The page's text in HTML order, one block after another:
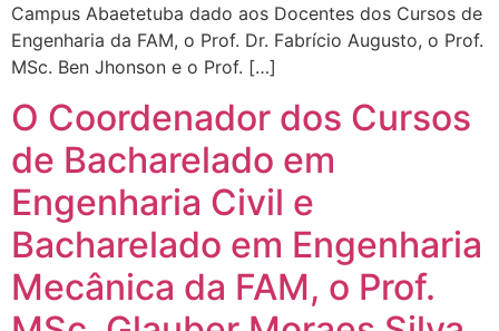
Campus Abaetetuba dado aos Docentes dos Cursos de
Engenharia da FAM, o Prof. Dr. Fabrício Augusto, o Prof.
MSc. Ben Jhonson e o Prof. […]
O Coordenador dos Cursos
de Bacharelado em
Engenharia Civil e
Bacharelado em Engenharia
Mecânica da FAM, o Prof.